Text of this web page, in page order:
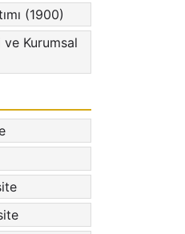
(1900)
Kurumsal